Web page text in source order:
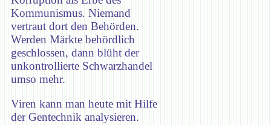
Kommunismus. Niemand
vertraut dort den Behörden.
Werden Märkte behördlich
geschlossen, dann blüht der
unkontrollierte Schwarzhandel
umso mehr.
Viren kann man heute mit Hilfe
der Gentechnik analysieren.